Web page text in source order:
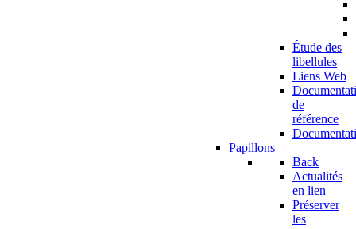
Étude des
libellules
Liens Web
de
référence
Papillons
Back
Actualités
en lien
Préserver
les